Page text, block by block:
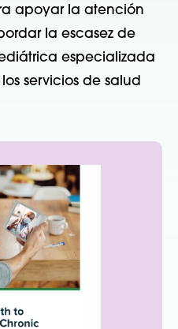
apoyar la atención
la escasez de
especializada
servicios de salud